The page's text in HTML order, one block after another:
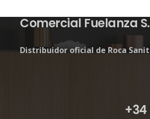
Comercial Fuelanza
Distribuidor oficial de Roca
+34